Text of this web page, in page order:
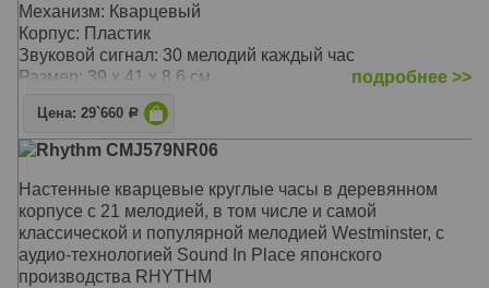
Механизм: Кварцевый
Корпус: Пластик
Звуковой сигнал: 30 мелодий каждый час
Размер: 39 х 41 х 8,6 см
подробнее >>
Цена: 29`660 Р
Rhythm CMJ579NR06
Настенные кварцевые круглые часы в деревянном
корпусе c 21 мелодией, в том числе и самой
классической и популярной мелодией Westminster, с
аудио-технологией Sound In Place японского
производства RHYTHM